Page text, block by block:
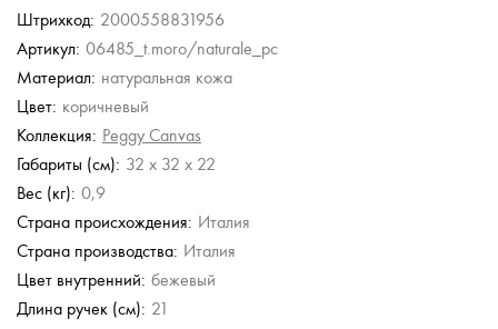
Штрихкод: 2000558831956
Артикул: 06485_t.moro/naturale_pc
Материал: натуральная кожа
Цвет: коричневый
Коллекция: Peggy Canvas
Габариты (см): 32 x 32 x 22
Вес (кг): 0,9
Страна происхождения: Италия
Страна производства: Италия
Цвет внутренний: бежевый
Длина ручек (см): 21